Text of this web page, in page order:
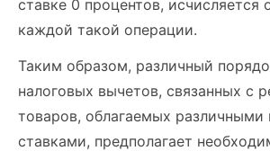
ставке 0 процентов, исчисляется
каждой такой операции.
Таким образом, различный
налоговых вычетов, связанных с
товаров, облагаемых различными
ставками, предполагает